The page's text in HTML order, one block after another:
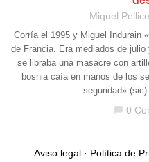
Miquel
Corría el 1995 y Miguel Indurain
de Francia. Era mediados de
se libraba una masacre con
bosnia caía en manos de los
seguridad»
chat_bubble 0
Aviso legal· Política de